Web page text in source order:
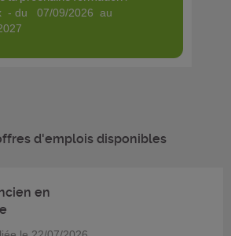
d'emplois disponibles
en